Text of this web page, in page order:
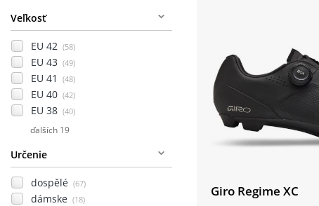
Veľkosť
EU 42 (58)
EU 43 (49)
EU 41 (48)
EU 40 (42)
EU 38 (40)
ďalších 19
Určenie
dospělé (67)
dámske (18)
Giro Regime XC